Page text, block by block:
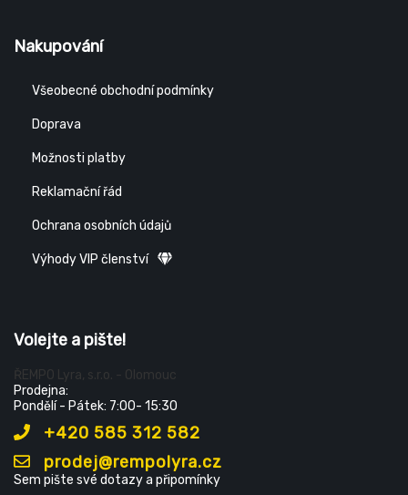
Nakupování
Všeobecné obchodní podmínky
Doprava
Možnosti platby
Reklamační řád
Ochrana osobních údajů
Výhody VIP členství
Volejte a pište!
ŘEMPO Lyra, s.r.o. - Olomouc
Prodejna:
Pondělí - Pátek: 7:00- 15:30
+420 585 312 582
prodej@rempolyra.cz
Sem pište své dotazy a připomínky